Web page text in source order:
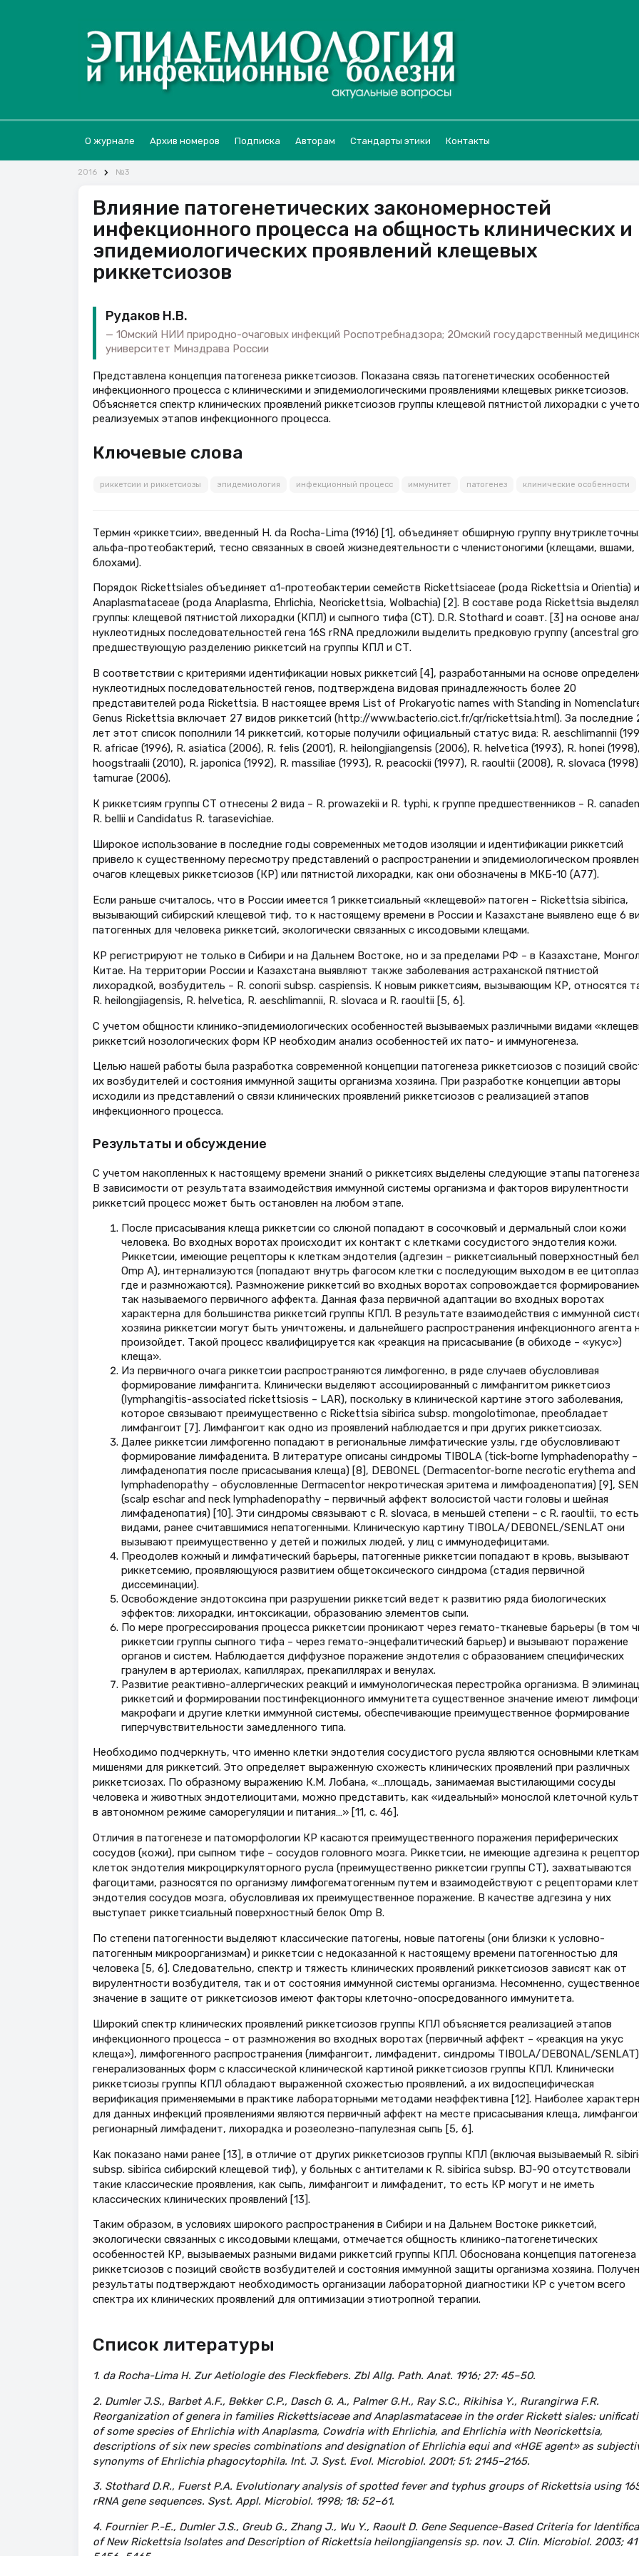
О журнале Архив номеров Подписка Авторам Стандарты этики Контакты
2016 №3
Влияние патогенетических закономерностей
инфекционного процесса на общность клинических и
эпидемиологических проявлений клещевых
риккетсиозов
Рудаков Н.В.
1Омский НИИ природно-очаговых инфекций Роспотребнадзора; 2Омский государственный
университет Минздрава России
Представлена концепция патогенеза риккетсиозов. Показана связь патогенетических особенностей
инфекционного процесса с клиническими и эпидемиологическими проявлениями клещевых риккетсиозов.
Объясняется спектр клинических проявлений риккетсиозов группы клещевой пятнистой лихорадки с
реализуемых этапов инфекционного процесса.
Ключевые слова
риккетсии и риккетсиозы эпидемиология инфекционный процесс иммунитет патогенез клинические особенности
Термин «риккетсии», введенный H. da Rocha-Lima (1916) [1], объединяет обширную группу
альфа-протеобактерий, тесно связанных в своей жизнедеятельности с членистоногими (клещами, вшами,
блохами).
Порядок Rickettsiales объединяет α1-протео­бактерии семейств Rickettsiaceae (рода Rickettsia и Orientia) и
Anaplasmataceae (рода Anaplasma, Ehrlichia, Neorickettsia, Wolbachia) [2]. В составе рода Rickettsia
группы: клещевой пятнистой лихорадки (КПЛ) и сыпного тифа (СТ). D.R. Stothard и соавт. [3] на основе
нуклеотидных последовательностей гена 16S rRNA предложили выделить предковую группу (ancestral
предшествующую разделению риккетсий на группы КПЛ и СТ.
В соответствии с критериями идентификации новых риккетсий [4], разработанными на основе
нуклеотидных последовательностей генов, подтверждена видовая принадлежность более 20
представителей рода Rickettsia. В настоящее время List of Prokaryotic names with Standing in
Genus Rickettsia включает 27 видов риккетсий (http://www.bacterio.cict.fr/qr/rickettsia.html). За последние
лет этот список пополнили 14 риккетсий, которые получили официальный статус вида: R. aeschlimannii
R. africae (1996), R. asiatica (2006), R. felis (2001), R. heilongjiangensis (2006), R. helvetica (1993), R. honei
hoogstraalii (2010), R. japonica (1992), R. massiliae (1993), R. peacockii (1997), R. raoultii (2008), R. slovaca
tamurae (2006).
К риккетсиям группы СТ отнесены 2 вида – R. prowazekii и R. typhi, к группе предшественников – R.
R. bellii и Candidatus R. tarasevichiae.
Широкое использование в последние годы современных методов изоляции и идентификации риккетсий
привело к существенному пересмотру представлений о распространении и эпидемиологическом
очагов клещевых риккетсиозов (КР) или пятнистой лихорадки, как они обозначены в МКБ-10 (А77).
Если раньше считалось, что в России имеется 1 риккетсиальный «клещевой» патоген – Rickettsia sibirica,
вызывающий сибирский клещевой тиф, то к настоящему времени в России и Казахстане выявлено еще 6
патогенных для человека риккетсий, экологически связанных с иксодовыми клещами.
КР регистрируют не только в Сибири и на Дальнем Востоке, но и за пределами РФ – в Казахстане,
Китае. На территории России и Казахстана выявляют также заболевания астраханской пятнистой
лихорадкой, возбудитель – R. conorii subsp. caspiensis. К новым риккетсиям, вызывающим КР, относятся
R. heilongjiagensis, R. helvetica, R. aeschlimannii, R. slovaca и R. raoultii [5, 6].
С учетом общности клинико-эпидемиологических особенностей вызываемых различными видами
риккетсий нозологических форм КР необходим анализ особенностей их пато- и иммуногенеза.
Целью нашей работы была разработка современной концепции патогенеза риккетсиозов с позиций
их возбудителей и состояния иммунной защиты организма хозяина. При разработке концепции авторы
исходили из представлений о связи клинических проявлений риккетсиозов с реализацией этапов
инфекционного процесса.
Результаты и обсуждение
С учетом накопленных к настоящему времени знаний о риккетсиях выделены следующие этапы
В зависимости от результата взаимодействия иммунной системы организма и факторов вирулентности
риккетсий процесс может быть остановлен на любом этапе.
После присасывания клеща риккетсии со слюной попадают в сосочковый и дермальный слои кожи
человека. Во входных воротах происходит их контакт с клетками сосудистого эндотелия кожи.
Риккетсии, имеющие рецепторы к клеткам эндотелия (адгезин – риккетсиальный поверхностный
Omp A), интернализуются (попадают внутрь фагосом клетки с последующим выходом в ее
где и размножаются). Размножение риккетсий во входных воротах сопровождается
так называемого первичного аффекта. Данная фаза первичной адаптации во входных воротах
характерна для большинства риккетсий группы КПЛ. В результате взаимодействия с иммунной
хозяина риккетсии могут быть уничтожены, и дальнейшего распространения инфекционного агента
произойдет. Такой процесс квалифицируется как «реакция на присасывание (в обиходе – «укус»)
клеща».
Из первичного очага риккетсии распространяются лимфогенно, в ряде случаев обусловливая
формирование лимфангита. Клинически выделяют ассоциированный с лимфангитом риккетсиоз
(lymphangitis-associated rickettsiosis – LAR), поскольку в клинической картине этого заболевания,
которое связывают преимущественно с Rickettsia sibirica subsp. mongolotimonae, преобладает
лимфангоит [7]. Лимфангоит как одно из проявлений наблюдается и при других риккетсиозах.
Далее риккетсии лимфогенно попадают в региональные лимфатические узлы, где обусловливают
формирование лимфаденита. В литературе описаны синдромы TIBOLA (tick-borne lymphadenopathy –
лимфаденопатия после присасывания клеща) [8], DEBONEL (Dermacentor-borne necrotic erythema and
lymphadenopathy – обусловленные Dermacentor некротическая эритема и лимфоаденопатия) [9],
(scalp eschar and neck lymphadenopathy – первичный аффект волосистой части головы и шейная
лимфаденопатия) [10]. Эти синдромы связывают с R. slovaca, в меньшей степени – с R. raoultii, то
видами, ранее считавшимися непатогенными. Клиническую картину TIBOLA/DEBONEL/SENLAT они
вызывают преимущественно у детей и пожилых людей, у лиц с иммунодефицитами.
Преодолев кожный и лимфатический барьеры, патогенные риккетсии попадают в кровь, вызывают
риккетсемию, проявляющуюся развитием общетоксического синдрома (стадия первичной
диссеминации).
Освобождение эндотоксина при разрушении риккетсий ведет к развитию ряда биологических
эффектов: лихорадки, интоксикации, образованию элементов сыпи.
По мере прогрессирования процесса риккетсии проникают через гемато-тканевые барьеры (в том
риккетсии группы сыпного тифа – через гемато-энцефалитический барьер) и вызывают поражение
органов и систем. Наблюдается диффузное поражение эндотелия с образованием специфических
гранулем в артериолах, капиллярах, прекапиллярах и венулах.
Развитие реактивно-аллергических реакций и иммунологическая перестройка организма. В
риккетсий и формировании постинфекционного иммунитета существенное значение имеют
макрофаги и другие клетки иммунной системы, обеспечивающие преимущественное формирование
гиперчувствительности замедленного типа.
Необходимо подчеркнуть, что именно клетки эндотелия сосудистого русла являются основными
мишенями для риккетсий. Это определяет выраженную схожесть клинических проявлений при различных
риккетсиозах. По образному выражению К.М. Лобана, «…площадь, занимаемая выстилающими сосуды
человека и животных эндотелиоцитами, можно представить, как «идеальный» монослой клеточной
в автономном режиме саморегуляции и питания…» [11, с. 46].
Отличия в патогенезе и патоморфологии КР касаются преимущественного поражения периферических
сосудов (кожи), при сыпном тифе – сосудов головного мозга. Риккетсии, не имеющие адгезина к
клеток эндотелия микроциркуляторного русла (преимущественно риккетсии группы СТ), захватываются
фагоцитами, разносятся по организму лимфогематогенным путем и взаимодействуют с рецепторами
эндотелия сосудов мозга, обусловливая их преимущественное поражение. В качестве адгезина у них
выступает риккетсиальный поверхностный белок Omp B.
По степени патогенности выделяют классические патогены, новые патогены (они близки к условно-
патогенным микроорганизмам) и риккетсии с недоказанной к настоящему времени патогенностью для
человека [5, 6]. Следовательно, спектр и тяжесть клинических проявлений риккетсиозов зависят как от
вирулентности возбудителя, так и от состояния иммунной системы организма. Несомненно, существенное
значение в защите от риккетсиозов имеют факторы клеточно-опосредованного иммунитета.
Широкий спектр клинических проявлений риккетсиозов группы КПЛ объясняется реализацией этапов
инфекционного процесса – от размножения во входных воротах (первичный аффект – «реакция на укус
клеща»), лимфогенного распространения (лимфангоит, лимфаденит, синдромы TIBOLA/DEBONAL/
генерализованных форм с классической клинической картиной риккетсиозов группы КПЛ. Клинически
риккетсиозы группы КПЛ обладают выраженной схожестью проявлений, а их видоспецифическая
верификация применяемыми в практике лабораторными методами неэффективна [12]. Наиболее
для данных инфекций проявлениями являются первичный аффект на месте присасывания клеща,
регионарный лимфаденит, лихорадка и розеолезно-папулезная сыпь [5, 6].
Как показано нами ранее [13], в отличие от других риккетсиозов группы КПЛ (включая вызываемый R.
subsp. sibirica сибирский клещевой тиф), у больных с антителами к R. sibirica subsp. BJ-90 отсутствовали
такие классические проявления, как сыпь, лимфангоит и лимфаденит, то есть КР могут и не иметь
классических клинических проявлений [13].
Таким образом, в условиях широкого распространения в Сибири и на Дальнем Востоке риккетсий,
экологически связанных с иксодовыми клещами, отмечается общность клинико-патогенетических
особенностей КР, вызываемых разными видами риккетсий группы КПЛ. Обоснована концепция патогенеза
риккетсиозов с позиций свойств возбудителей и состояния иммунной защиты организма хозяина.
результаты подтверждают необходимость организации лабораторной диагностики КР с учетом всего
спектра их клинических проявлений для оптимизации этиотропной терапии.
Список литературы
1. da Rocha-Lima H. Zur Aetiologie des Fleckfiebers. Zbl Allg. Path. Anat. 1916; 27: 45–50.
2. Dumler J.S., Barbet A.F., Bekker C.P., Dasch G. A., Palmer G.H., Ray S.C., Rikihisa Y., Rurangirwa F.R.
Reorganization of genera in families Rickettsiaceae and Anaplasmataceae in the order Rickett siales:
of some species of Ehrlichia with Anaplasma, Cowdria with Ehrlichia, and Ehrlichia with Neorickettsia,
descriptions of six new species combinations and designation of Ehrlichia equi and «HGE agent» as
synonyms of Ehrlichia phagocytophila. Int. J. Syst. Evol. Microbiol. 2001; 51: 2145–2165.
3. Stothard D.R., Fuerst P.A. Evolutionary analysis of spotted fever and typhus groups of Rickettsia using
rRNA gene sequences. Syst. Appl. Microbiol. 1998; 18: 52–61.
4. Fournier P.-E., Dumler J.S., Greub G., Zhang J., Wu Y., Raoult D. Gene Sequence-Based Criteria for
of New Rickettsia Isolates and Description of Rickettsia heilongjiangensis sp. nov. J. Clin. Microbiol. 2003; 41